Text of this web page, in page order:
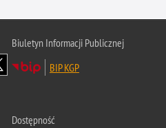
Biuletyn Informacji Publicznej
BIP KGP
Dostępność